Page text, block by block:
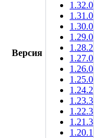
Версия
1.32.0
1.31.0
1.30.0
1.29.0
1.28.2
1.27.0
1.26.0
1.25.0
1.24.2
1.23.3
1.22.3
1.21.3
1.20.1